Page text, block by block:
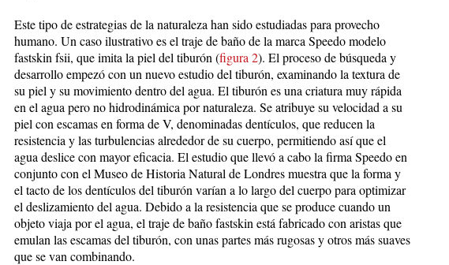
Este tipo de estrategias de la naturaleza han sido estudiadas para provecho
humano. Un caso ilustrativo es el traje de baño de la marca Speedo modelo
fastskin fsii, que imita la piel del tiburón (figura 2). El proceso de búsqueda y
desarrollo empezó con un nuevo estudio del tiburón, examinando la textura de
su piel y su movimiento dentro del agua. El tiburón es una criatura muy rápida
en el agua pero no hidrodinámica por naturaleza. Se atribuye su velocidad a su
piel con escamas en forma de V, denominadas dentí­culos, que reducen la
resistencia y las turbulencias alrededor de su cuerpo, permitiendo así que el
agua deslice con mayor eficacia. El estudio que llevó a cabo la firma Speedo en
conjunto con el Museo de Historia Natural de Londres muestra que la forma y
el tacto de los dentículos del tiburón varían a lo largo del cuerpo para optimizar
el deslizamiento del agua. Debido a la resistencia que se produce cuando un
objeto viaja por el agua, el traje de baño fastskin está fabricado con aristas que
emulan las escamas del tiburón, con unas partes más rugosas y otros más suaves
que se van combinando.